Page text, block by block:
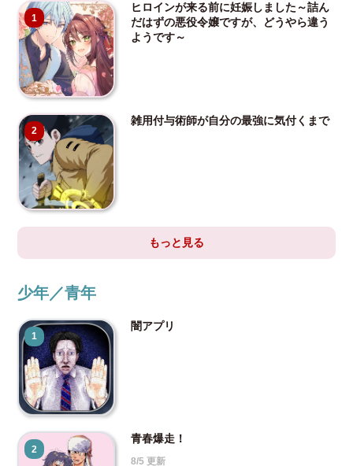
1
ヒロインが来る前に妊娠しました～詰ん
だはずの悪役令嬢ですが、どうやら違う
ようです～
2
雑用付与術師が自分の最強に気付くまで
もっと見る
少年／青年
1
闇アプリ
2
青春爆走！
8/5 更新